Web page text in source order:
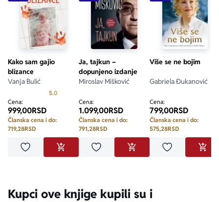
Kako sam gajio
blizance
Vanja Bulić
5.0
Cena:
999,00RSD
Članska cena i do:
719,28RSD
Dodaj u omiljeneDODAJ U KORPU
Ja, tajkun –
dopunjeno izdanje
Miroslav Mišković
Cena:
1.099,00RSD
Članska cena i do:
791,28RSD
Dodaj u omiljeneDODAJ U KORPU
Više se ne bojim
Gabriela Đukanović
Cena:
799,00RSD
Članska cena i do:
575,28RSD
Dodaj u
Kupci ove knjige kupili su i